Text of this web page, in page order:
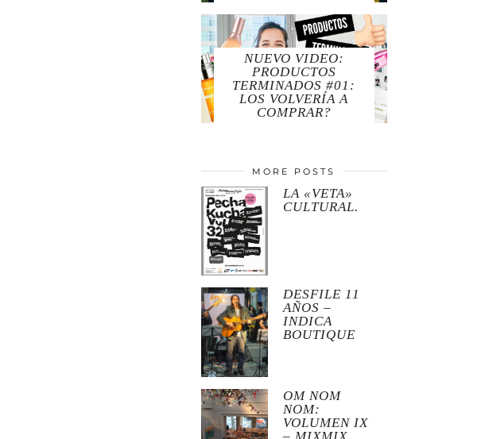
NUEVO VIDEO:
PRODUCTOS
TERMINADOS #01:
LOS VOLVERÍA A
COMPRAR?
MORE POSTS
LA «VETA»
CULTURAL.
DESFILE 11
AÑOS –
INDICA
BOUTIQUE
OM NOM
NOM:
VOLUMEN IX
– MIXMIX.